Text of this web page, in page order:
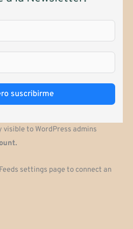
suscribirme
to WordPress admins
settings page to connect an